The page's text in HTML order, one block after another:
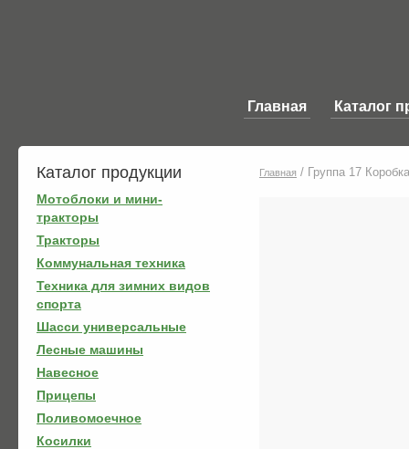
Главная Каталог
Каталог продукции
Мотоблоки и мини-
тракторы
Тракторы
Коммунальная техника
Техника для зимних видов
спорта
Шасси универсальные
Лесные машины
Навесное
Прицепы
Поливомоечное
Косилки
Главная / Группа 17